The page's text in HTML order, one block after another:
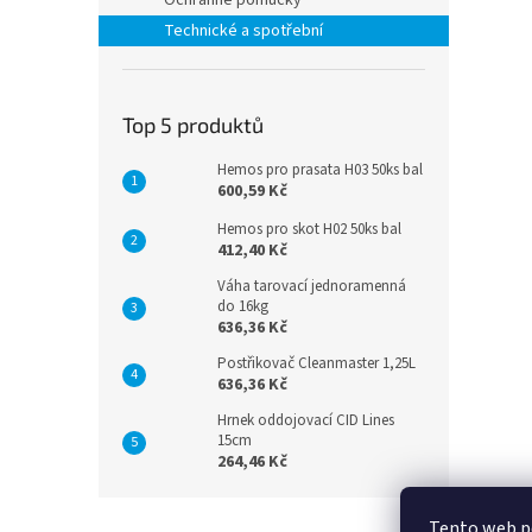
Technické a spotřební
Top 5 produktů
Hemos pro prasata H03 50ks bal
600,59 Kč
Hemos pro skot H02 50ks bal
412,40 Kč
Váha tarovací jednoramenná
do 16kg
636,36 Kč
Postřikovač Cleanmaster 1,25L
636,36 Kč
Hrnek oddojovací CID Lines
15cm
264,46 Kč